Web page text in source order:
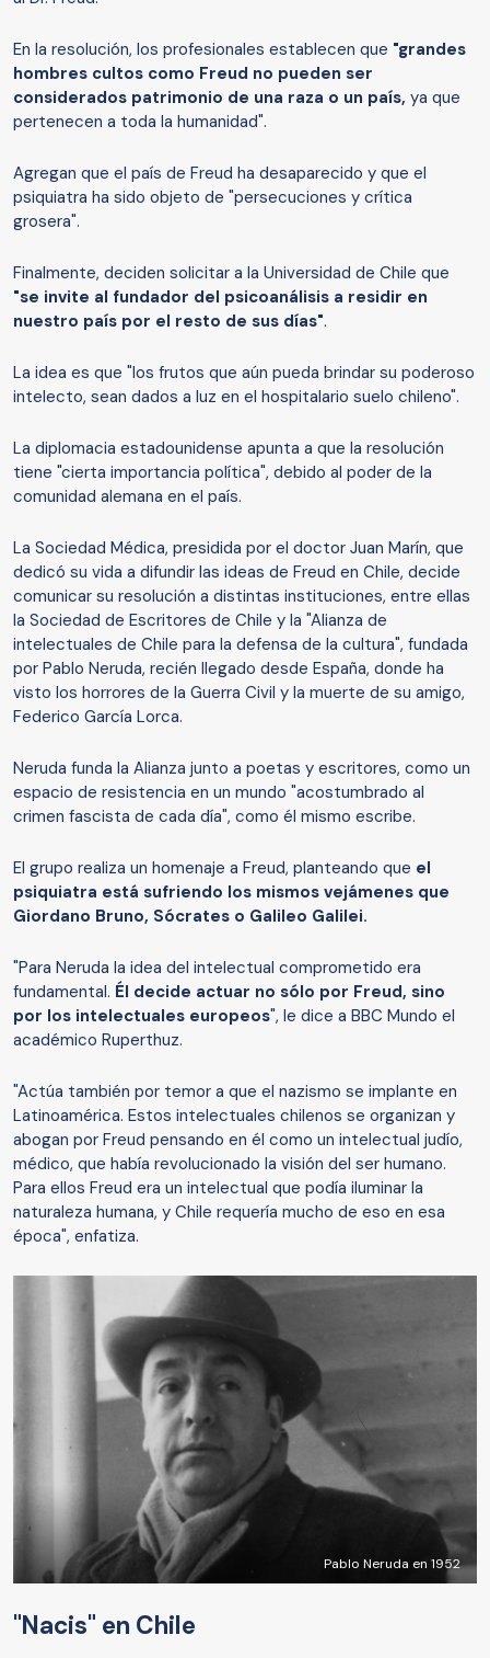
En la resolución, los profesionales establecen que "grandes
hombres cultos como Freud no pueden ser
considerados patrimonio de una raza o un país, ya que
pertenecen a toda la humanidad".
Agregan que el país de Freud ha desaparecido y que el
psiquiatra ha sido objeto de "persecuciones y crítica
grosera".
Finalmente, deciden solicitar a la Universidad de Chile que
"se invite al fundador del psicoanálisis a residir en
nuestro país por el resto de sus días".
La idea es que "los frutos que aún pueda brindar su poderoso
intelecto, sean dados a luz en el hospitalario suelo chileno".
La diplomacia estadounidense apunta a que la resolución
tiene "cierta importancia política", debido al poder de la
comunidad alemana en el país.
La Sociedad Médica, presidida por el doctor Juan Marín, que
dedicó su vida a difundir las ideas de Freud en Chile, decide
comunicar su resolución a distintas instituciones, entre ellas
la Sociedad de Escritores de Chile y la "Alianza de
intelectuales de Chile para la defensa de la cultura", fundada
por Pablo Neruda, recién llegado desde España, donde ha
visto los horrores de la Guerra Civil y la muerte de su amigo,
Federico García Lorca.
Neruda funda la Alianza junto a poetas y escritores, como un
espacio de resistencia en un mundo "acostumbrado al
crimen fascista de cada día", como él mismo escribe.
El grupo realiza un homenaje a Freud, planteando que el
psiquiatra está sufriendo los mismos vejámenes que
Giordano Bruno, Sócrates o Galileo Galilei.
"Para Neruda la idea del intelectual comprometido era
fundamental. Él decide actuar no sólo por Freud, sino
por los intelectuales europeos", le dice a BBC Mundo el
académico Ruperthuz.
"Actúa también por temor a que el nazismo se implante en
Latinoamérica. Estos intelectuales chilenos se organizan y
abogan por Freud pensando en él como un intelectual judío,
médico, que había revolucionado la visión del ser humano.
Para ellos Freud era un intelectual que podía iluminar la
naturaleza humana, y Chile requería mucho de eso en esa
época", enfatiza.
Pablo Neruda en 1952
"Nacis" en Chile